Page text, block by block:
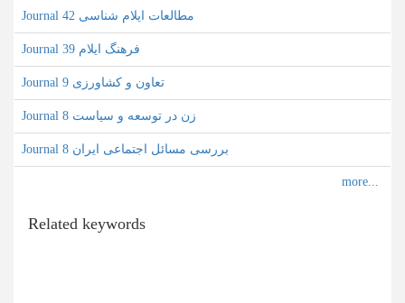
Journal مطالعات ایلام شناسی 42
Journal فرهنگ ایلام 39
Journal تعاون و کشاورزی 9
Journal زن در توسعه و سیاست 8
Journal بررسی مسائل اجتماعی ایران 8
Related keywords